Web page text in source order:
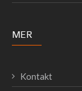
MER
Kontakt